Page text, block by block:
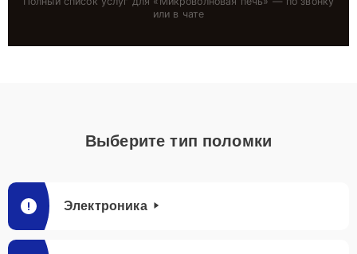
или в чате
Выберите тип поломки
Электроника